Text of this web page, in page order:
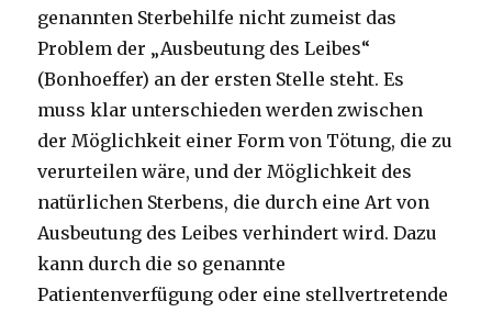
genannten Sterbehilfe nicht zumeist das
Problem der „Ausbeutung des Leibes“
(Bonhoeffer) an der ersten Stelle steht. Es
muss klar unterschieden werden zwischen
der Möglichkeit einer Form von Tötung, die zu
verurteilen wäre, und der Möglichkeit des
natürlichen Sterbens, die durch eine Art von
Ausbeutung des Leibes verhindert wird. Dazu
kann durch die so genannte
Patientenverfügung oder eine stellvertretende